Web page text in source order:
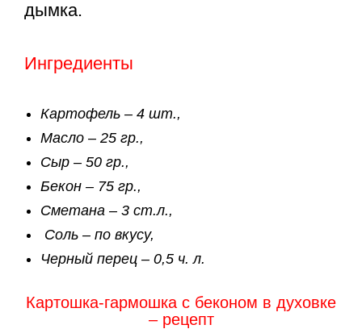
дымка.
Ингредиенты
Картофель – 4 шт.,
Масло – 25 гр.,
Сыр – 50 гр.,
Бекон – 75 гр.,
Сметана – 3 ст.л.,
Соль – по вкусу,
Черный перец – 0,5 ч. л.
Картошка-гармошка с беконом в духовке
– рецепт